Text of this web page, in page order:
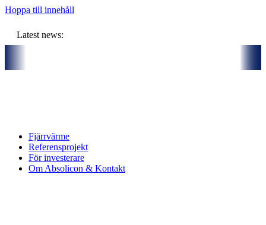
Hoppa till innehåll
Latest news:
Fjärrvärme
Referensprojekt
För investerare
Om Absolicon & Kontakt